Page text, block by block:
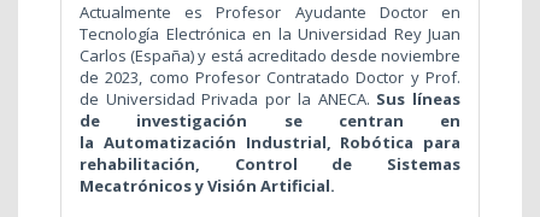
Actualmente es Profesor Ayudante Doctor en
Tecnología Electrónica en la Universidad Rey Juan
Carlos (España) y está acreditado desde noviembre
de 2023, como Profesor Contratado Doctor y Prof.
de Universidad Privada por la ANECA. Sus líneas
de investigación se centran en
la Automatización Industrial, Robótica para
rehabilitación, Control de Sistemas
Mecatrónicos y Visión Artificial.